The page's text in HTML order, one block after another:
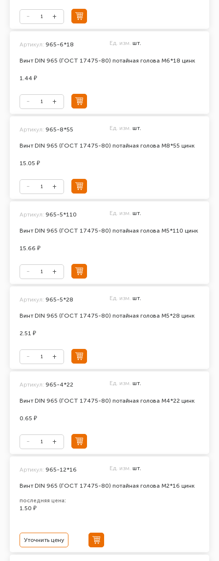
Винт DIN 965 (ГОСТ 17475-80) потайная голова М6*18 цинк
Артикул: 965-6*18 Ед. изм. шт.
1.44 ₽
Винт DIN 965 (ГОСТ 17475-80) потайная голова М8*55 цинк
Артикул: 965-8*55 Ед. изм. шт.
15.05 ₽
Винт DIN 965 (ГОСТ 17475-80) потайная голова М5*110 цинк
Артикул: 965-5*110 Ед. изм. шт.
15.66 ₽
Винт DIN 965 (ГОСТ 17475-80) потайная голова М5*28 цинк
Артикул: 965-5*28 Ед. изм. шт.
2.51 ₽
Винт DIN 965 (ГОСТ 17475-80) потайная голова М4*22 цинк
Артикул: 965-4*22 Ед. изм. шт.
0.65 ₽
Винт DIN 965 (ГОСТ 17475-80) потайная голова М2*16 цинк
Артикул: 965-12*16 Ед. изм. шт.
последняя цена:
1.50 ₽
Уточнить цену